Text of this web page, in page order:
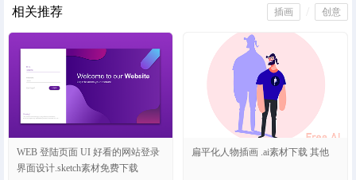
相关推荐 创意
插画
WEB 登陆页面 UI 好看的网站登录
界面设计.sketch素材免费下载
扁平化人物插画 .ai素材下载 其他